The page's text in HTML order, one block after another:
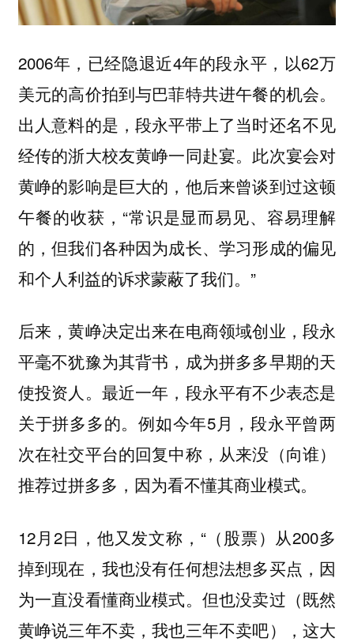
2006年，已经隐退近4年的段永平，以62万
美元的高价拍到与巴菲特共进午餐的机会。
出人意料的是，段永平带上了当时还名不见
经传的浙大校友黄峥一同赴宴。此次宴会对
黄峥的影响是巨大的，他后来曾谈到过这顿
午餐的收获，“常识是显而易见、容易理解
的，但我们各种因为成长、学习形成的偏见
和个人利益的诉求蒙蔽了我们。”
后来，黄峥决定出来在电商领域创业，段永
平毫不犹豫为其背书，成为拼多多早期的天
使投资人。最近一年，段永平有不少表态是
关于拼多多的。例如今年5月，段永平曾两
次在社交平台的回复中称，从来没（向谁）
推荐过拼多多，因为看不懂其商业模式。
12月2日，他又发文称，“（股票）从200多
掉到现在，我也没有任何想法想多买点，因
为一直没看懂商业模式。但也没卖过（既然
黄峥说三年不卖，我也三年不卖吧），这大